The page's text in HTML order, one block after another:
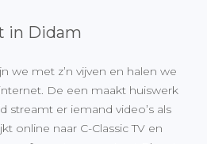
in Didam
we met z’n vijven en halen we
De een maakt huiswerk
streamt er iemand video’s als
online naar C-Classic TV en